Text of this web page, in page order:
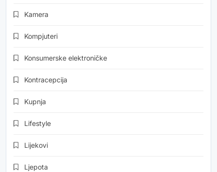
Kamera
Kompjuteri
Konsumerske elektroničke
Kontracepcija
Kupnja
Lifestyle
Lijekovi
Ljepota